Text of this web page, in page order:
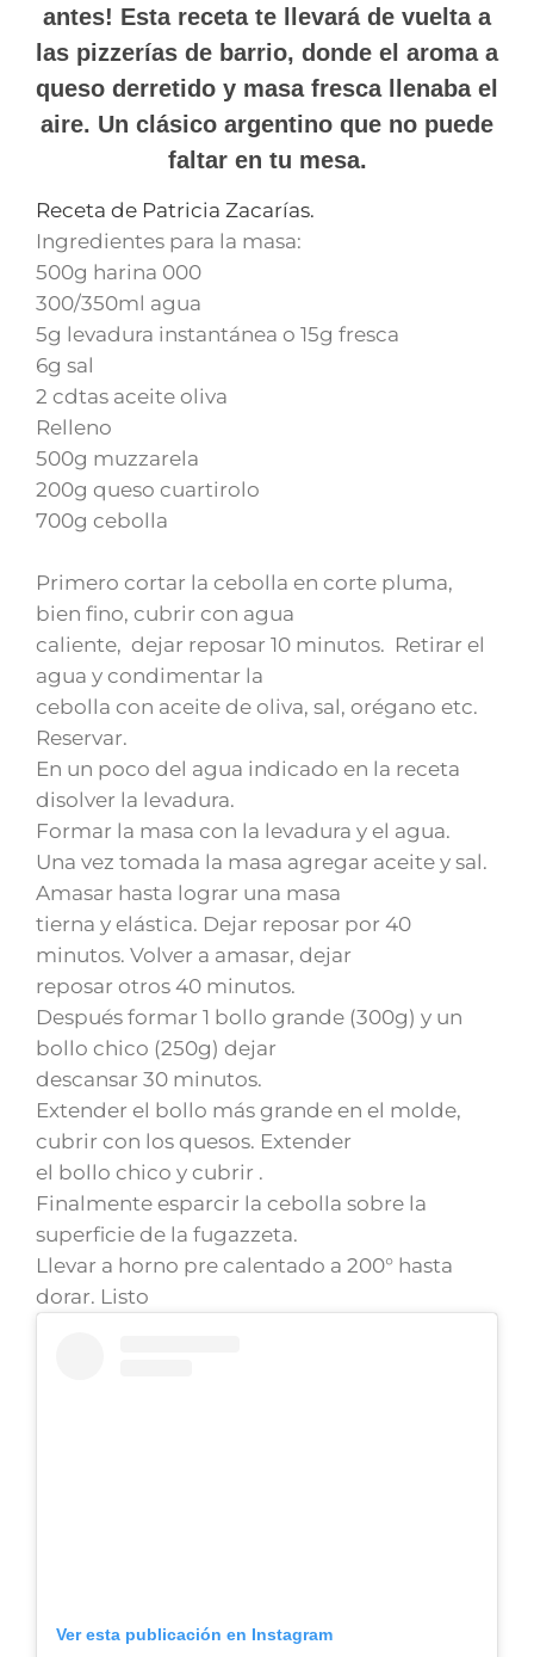
antes! Esta receta te llevará de vuelta a
las pizzerías de barrio, donde el aroma a
queso derretido y masa fresca llenaba el
aire. Un clásico argentino que no puede
faltar en tu mesa.
Receta de Patricia Zacarías.
Ingredientes para la masa:
500g harina 000
300/350ml agua
5g levadura instantánea o 15g fresca
6g sal
2 cdtas aceite oliva
Relleno
500g muzzarela
200g queso cuartirolo
700g cebolla
Primero cortar la cebolla en corte pluma,
bien fino, cubrir con agua
caliente, dejar reposar 10 minutos. Retirar el
agua y condimentar la
cebolla con aceite de oliva, sal, orégano etc.
Reservar.
En un poco del agua indicado en la receta
disolver la levadura.
Formar la masa con la levadura y el agua.
Una vez tomada la masa agregar aceite y sal.
Amasar hasta lograr una masa
tierna y elástica. Dejar reposar por 40
minutos. Volver a amasar, dejar
reposar otros 40 minutos.
Después formar 1 bollo grande (300g) y un
bollo chico (250g) dejar
descansar 30 minutos.
Extender el bollo más grande en el molde,
cubrir con los quesos. Extender
el bollo chico y cubrir .
Finalmente esparcir la cebolla sobre la
superficie de la fugazzeta.
Llevar a horno pre calentado a 200° hasta
dorar. Listo
Ver esta publicación en Instagram